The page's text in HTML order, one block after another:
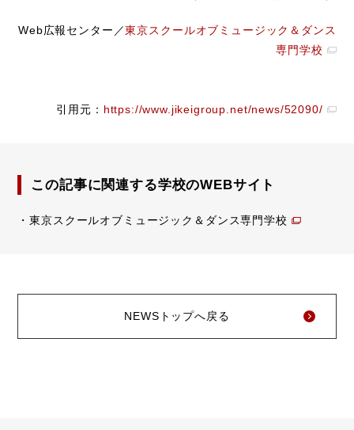
Web広報センター／東京スクールオブミュージック＆ダンス
専門学校
引用元： https://www.jikeigroup.net/news/52090/
この記事に関連する学校のWEBサイト
東京スクールオブミュージック＆ダンス専門学校
NEWSトップへ戻る